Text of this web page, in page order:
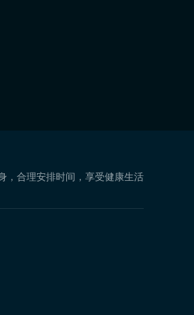
，合理安排时间，享受健康生活